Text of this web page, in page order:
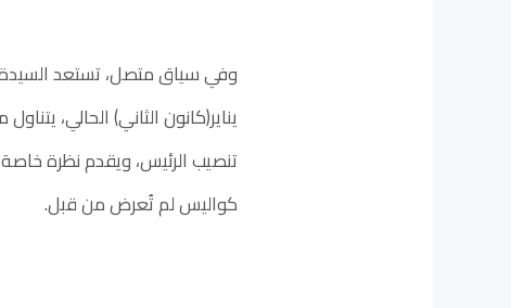
يناير(كانون الثاني) الحالي،
تنصيب الرئيس، ويقدم نظرة خاصة
كواليس لم تُعرض من قبل.